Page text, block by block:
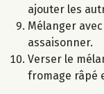
ajouter les
Mélanger
assaisonner.
Verser le
fromage râpé